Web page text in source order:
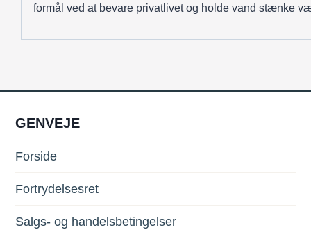
formål ved at bevare privatlivet og holde vand stænke
GENVEJE
Forside
Fortrydelsesret
Salgs- og handelsbetingelser